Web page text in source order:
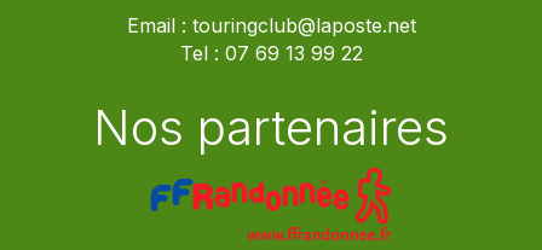
Email : touringclub@laposte.net
Tel : 07 69 13 99 22
Nos partenaires